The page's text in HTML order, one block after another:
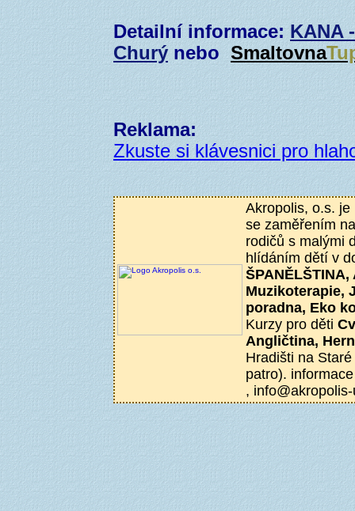
Detailní informace: KANA
Churýnebo Smaltovna
Reklama:
Zkuste si klávesnici pro
Akropolis, o.s.
se zaměřením
rodičů s malými
hlídáním dětí v
Muzikoterapie,
poradna, Eko
Kurzy pro děti
Angličtina,
Hradišti na
patro).
,